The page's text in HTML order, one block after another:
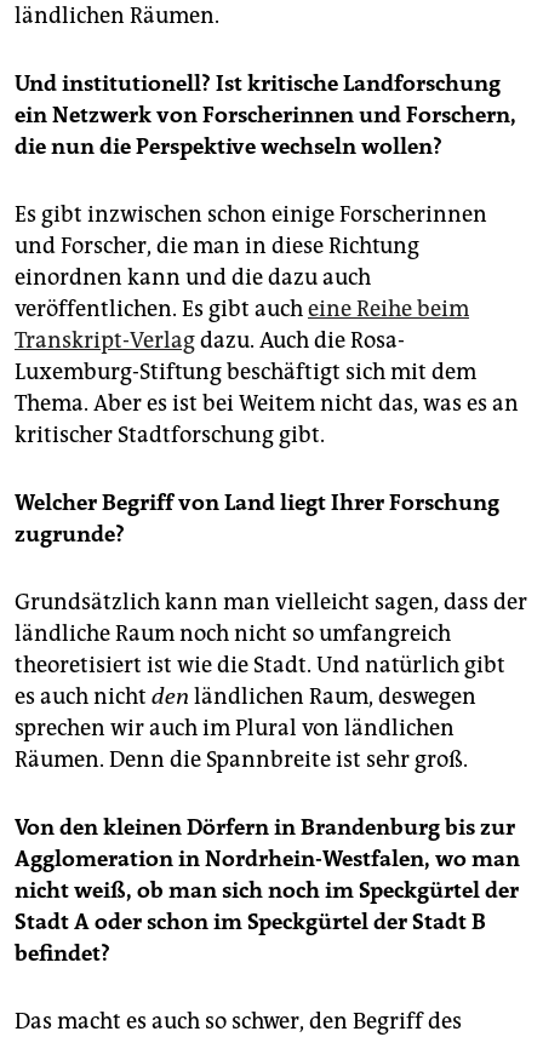
ländlichen Räumen.
Und institutionell? Ist kritische Landforschung
ein Netzwerk von Forscherinnen und Forschern,
die nun die Perspektive wechseln wollen?
Es gibt inzwischen schon einige Forscherinnen
und Forscher, die man in diese Richtung
einordnen kann und die dazu auch
veröffentlichen. Es gibt aucheine Reihe beim
Transkript-Verlagdazu. Auch die Rosa-
Luxemburg-Stiftung beschäftigt sich mit dem
Thema. Aber es ist bei Weitem nicht das, was es an
kritischer Stadtforschung gibt.
Welcher Begriff von Land liegt Ihrer Forschung
zugrunde?
Grundsätzlich kann man vielleicht sagen, dass der
ländliche Raum noch nicht so umfangreich
theoretisiert ist wie die Stadt. Und natürlich gibt
es auch nicht den ländlichen Raum, deswegen
sprechen wir auch im Plural von ländlichen
Räumen. Denn die Spannbreite ist sehr groß.
Von den kleinen Dörfern in Brandenburg bis zur
Agglomeration in Nordrhein-Westfalen, wo man
nicht weiß, ob man sich noch im Speckgürtel der
Stadt A oder schon im Speckgürtel der Stadt B
befindet?
Das macht es auch so schwer, den Begriff des